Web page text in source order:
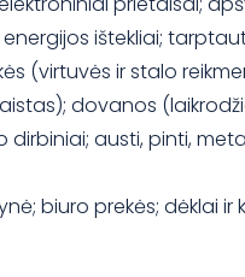
ištekliai;
(virtuvės ir stalo
dovanos
austi, pinti,
biuro prekės; dėklai